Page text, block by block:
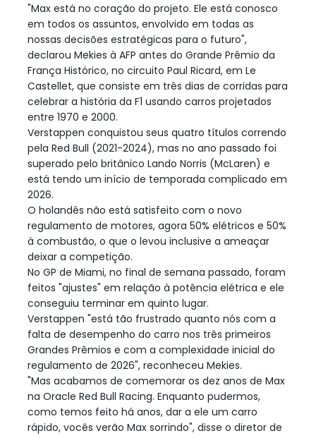
"Max está no coração do projeto. Ele está conosco
em todos os assuntos, envolvido em todas as
nossas decisões estratégicas para o futuro",
declarou Mekies à AFP antes do Grande Prêmio da
França Histórico, no circuito Paul Ricard, em Le
Castellet, que consiste em três dias de corridas para
celebrar a história da F1 usando carros projetados
entre 1970 e 2000.
Verstappen conquistou seus quatro títulos correndo
pela Red Bull (2021-2024), mas no ano passado foi
superado pelo britânico Lando Norris (McLaren) e
está tendo um início de temporada complicado em
2026.
O holandês não está satisfeito com o novo
regulamento de motores, agora 50% elétricos e 50%
à combustão, o que o levou inclusive a ameaçar
deixar a competição.
No GP de Miami, no final de semana passado, foram
feitos "ajustes" em relação à potência elétrica e ele
conseguiu terminar em quinto lugar.
Verstappen "está tão frustrado quanto nós com a
falta de desempenho do carro nos três primeiros
Grandes Prêmios e com a complexidade inicial do
regulamento de 2026", reconheceu Mekies.
"Mas acabamos de comemorar os dez anos de Max
na Oracle Red Bull Racing. Enquanto pudermos,
como temos feito há anos, dar a ele um carro
rápido, vocês verão Max sorrindo", disse o diretor de